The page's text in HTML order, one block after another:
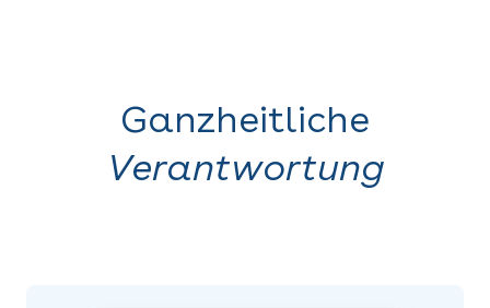
Ganzheitliche
Verantwortung